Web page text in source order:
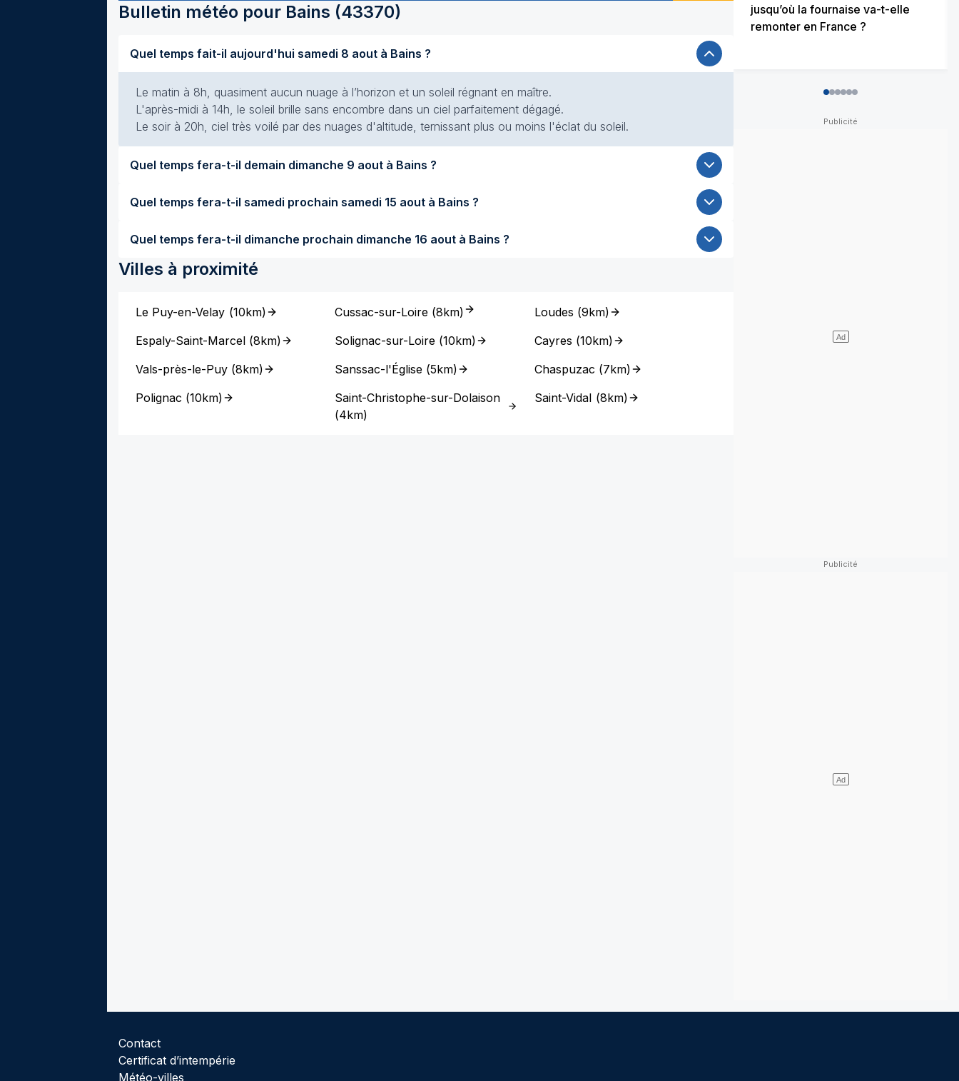
Bulletin météo pour Bains (43370)
Quel temps fait-il aujourd'hui samedi 8 aout à Bains ?
Le matin à 8h, quasiment aucun nuage à l’horizon et un soleil régnant en maître.
L'après-midi à 14h, le soleil brille sans encombre dans un ciel parfaitement dégagé.
Le soir à 20h, ciel très voilé par des nuages d'altitude, ternissant plus ou moins l'éclat du soleil.
Quel temps fera-t-il demain dimanche 9 aout à Bains ?
Quel temps fera-t-il samedi prochain samedi 15 aout à Bains ?
Quel temps fera-t-il dimanche prochain dimanche 16 aout à Bains ?
Villes à proximité
Le Puy-en-Velay (10km)
Espaly-Saint-Marcel (8km)
Vals-près-le-Puy (8km)
Polignac (10km)
Cussac-sur-Loire (8km)
Solignac-sur-Loire (10km)
Sanssac-l'Église (5km)
Saint-Christophe-sur-Dolaison
(4km)
Loudes (9km)
Cayres (10km)
Chaspuzac (7km)
Saint-Vidal (8km)
jusqu’où la fournaise va-t-elle
remonter en France ?
Contact
Certificat d’intempérie
Météo-villes